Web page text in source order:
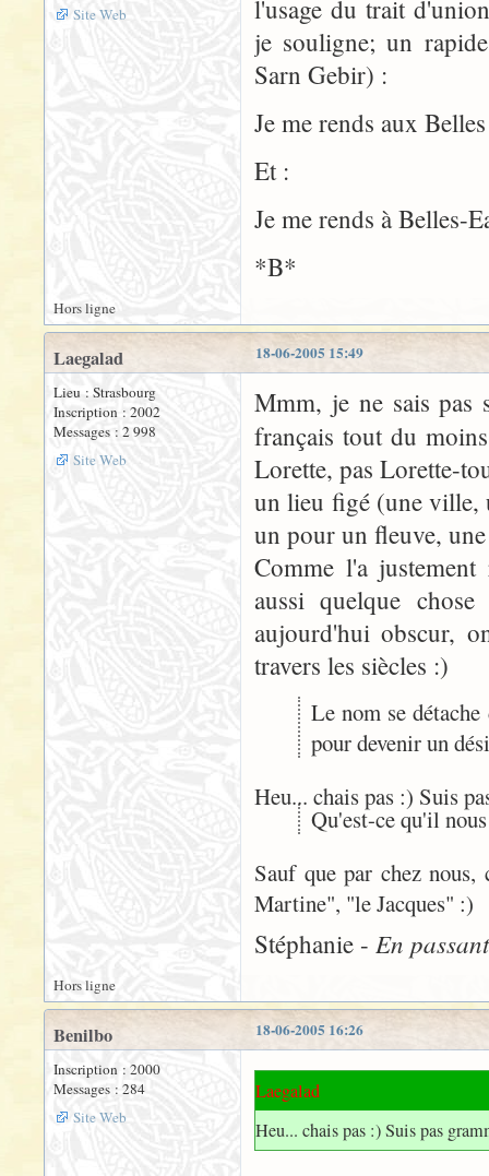
Site Web
l'usage du trait
je souligne; un
Sarn Gebir) :
Je me rends aux
Et :
Je me rends à Belles-
*B*
Hors ligne
18-06-2005 15:49
Laegalad
Lieu : Strasbourg
Inscription : 2002
Messages : 2 998
Site Web
Mmm, je ne sais pas
français tout du
Lorette, pas Lorette-
un lieu figé (une ville,
un pour un fleuve,
Comme l'a
aussi quelque
aujourd'hui obscur,
travers les siècles :)
Le nom se
pour devenir un
Heu... chais pas :) Suis
Qu'est-ce qu'il
Sauf que par chez
Martine", "le Jacques" :)
Stéphanie - En
Hors ligne
18-06-2005 16:26
Benilbo
Inscription : 2000
Messages : 284
Site Web
Laegalad
Heu... chais pas :) Suis pas